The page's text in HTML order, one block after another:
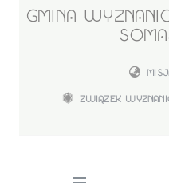
GMINA
ZWIĄZEK